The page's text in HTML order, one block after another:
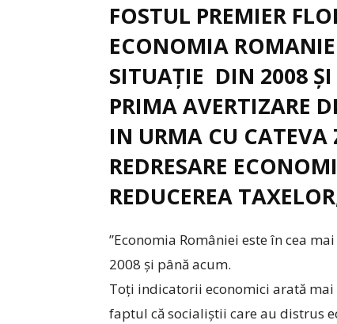
FOSTUL PREMIER
ECONOMIA
SITUAȚIE DIN 2008
PRIMA AVERTIZARE
IN URMA CU CATEVA
REDRESARE
REDUCEREA
”Economia României este în cea
2008 și până acum.
Toți indicatorii economici arată
faptul că socialiștii care au distrus